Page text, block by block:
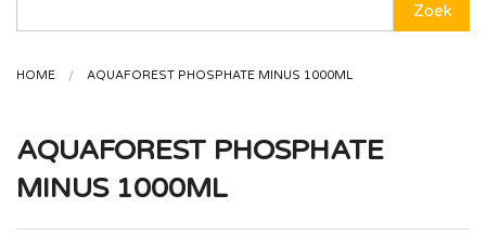
Zoek
HOME AQUAFOREST PHOSPHATE MINUS 1000ML
AQUAFOREST PHOSPHATE
MINUS 1000ML